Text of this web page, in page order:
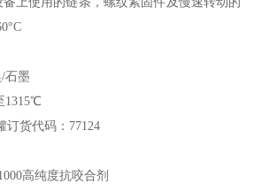
墨
订货代码：77124
高纯度抗咬合剂